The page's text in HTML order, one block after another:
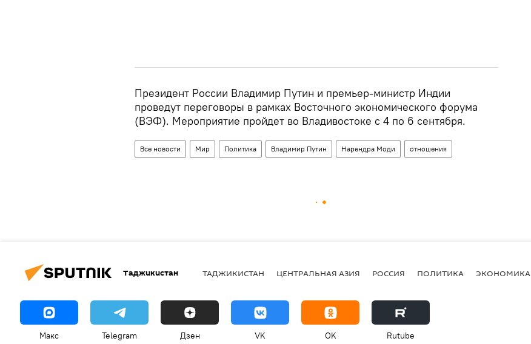
Президент России Владимир Путин и премьер-министр Индии
проведут переговоры в рамках Восточного экономического форума
(ВЭФ). Мероприятие пройдет во Владивостоке с 4 по 6 сентября.
Все новости Мир Политика Владимир Путин Нарендра Моди отношения
Таджикистан ТАДЖИКИСТАН ЦЕНТРАЛЬНАЯ АЗИЯ РОССИЯ ПОЛИТИКА ЭКОНОМИКА
Макс Telegram Дзен VK OK Rutube